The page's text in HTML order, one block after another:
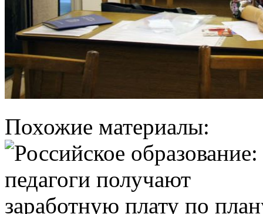
Похожие материалы: